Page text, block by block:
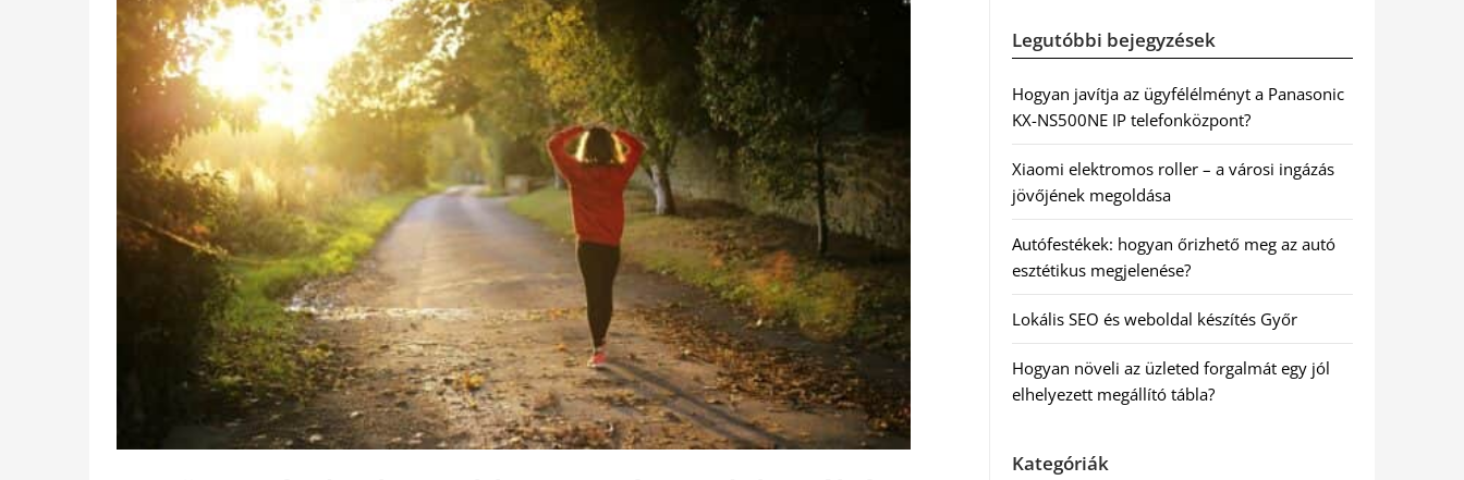
Legutóbbi bejegyzések
Hogyan javítja az ügyfélélményt a Panasonic
KX-NS500NE IP telefonközpont?
Xiaomi elektromos roller – a városi ingázás
jövőjének megoldása
Autófestékek: hogyan őrizhető meg az autó
esztétikus megjelenése?
Lokális SEO és weboldal készítés Győr
Hogyan növeli az üzleted forgalmát egy jól
elhelyezett megállító tábla?
Kategóriák